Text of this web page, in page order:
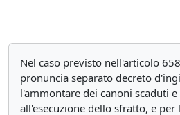
Nel caso previsto nell'articolo
pronuncia separato decreto
l'ammontare dei canoni scaduti
all'esecuzione dello sfratto, e per